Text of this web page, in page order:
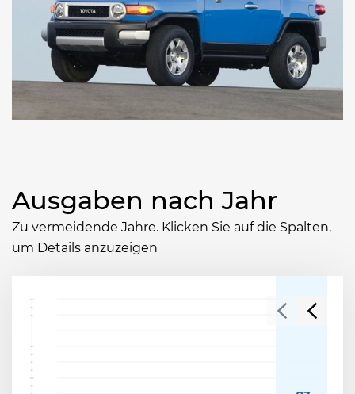
Ausgaben nach Jahr
Zu vermeidende Jahre. Klicken Sie auf die Spalten,
um Details anzuzeigen